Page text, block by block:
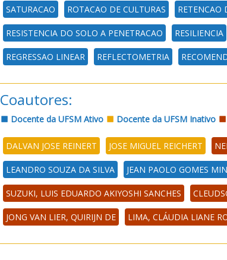
SATURACAO ROTACAO DE CULTURAS RETENCAO
RESISTENCIA DO SOLO A PENETRACAO RESILIENCIA
REGRESSAO LINEAR REFLECTOMETRIA
Coautores:
Docente da UFSM Ativo Docente da UFSM Inativo
DALVAN JOSE REINERT JOSE MIGUEL REICHERT
LEANDRO SOUZA DA SILVA JEAN PAOLO GOMES
SUZUKI, LUIS EDUARDO AKIYOSHI SANCHES
JONG VAN LIER, QUIRIJN DE LIMA, CLÁUDIA LIANE